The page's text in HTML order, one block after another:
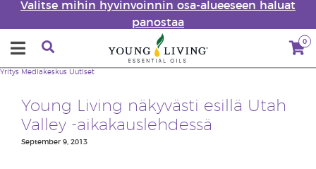
Valitse mihin hyvinvoinnin osa-alueeseen haluat
panostaa
0
Yritys Mediakeskus Uutiset
Young Living näkyvästi esillä Utah
Valley -aikakauslehdessä
September 9, 2013